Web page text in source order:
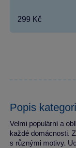
299 Kč
Popis
Velmi populární a
každé domácnosti.
s různými motivy.